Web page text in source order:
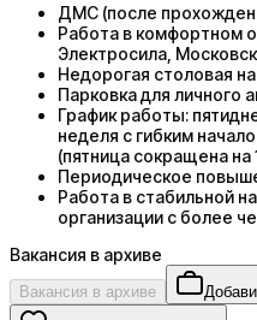
ДМС (после
Работа в комфортном
Электросила,
Недорогая столовая
Парковка для личного
График работы:
неделя с гибким
(пятница сокращена на
Периодическое
Работа в стабильной
организации с более
Вакансия в архиве
Вакансия в архиве